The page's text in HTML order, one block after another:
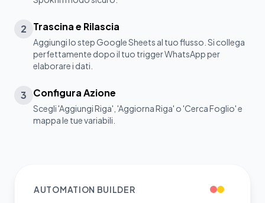
2 Trascina e Rilascia
Aggiungi lo step Google Sheets al tuo flusso. Si collega
perfettamente dopo il tuo trigger WhatsApp per
elaborare i dati.
3 Configura Azione
Scegli 'Aggiungi Riga', 'Aggiorna Riga' o 'Cerca Foglio' e
mappa le tue variabili.
AUTOMATION BUILDER